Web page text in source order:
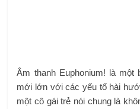
Âm thanh Euphonium! là một
mới lớn với các yếu tố hài
một cô gái trẻ nói chung là